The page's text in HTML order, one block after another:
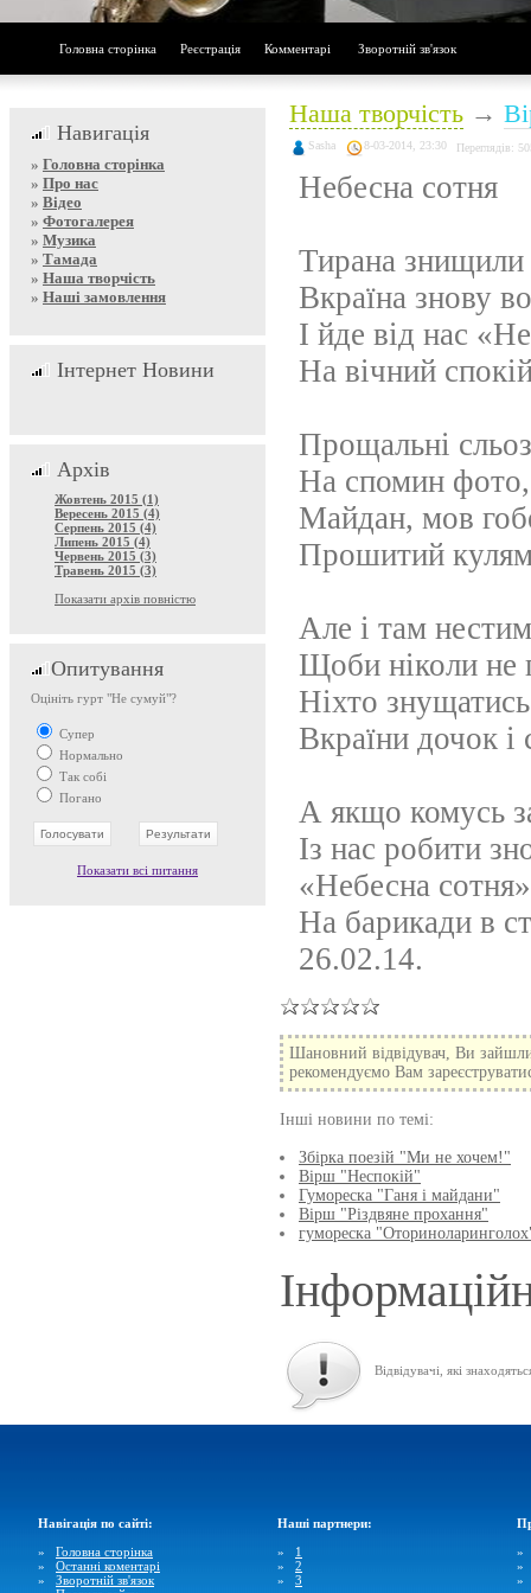
Головна сторінка Реєстрація Комментарі Зворотній зв'язок
Навигація
» Головна сторінка
» Про нас
» Відео
» Фотогалерея
» Музика
» Тамада
» Наша творчість
» Наші замовлення
Інтернет Новини
Архів
Жовтень 2015 (1)
Вересень 2015 (4)
Серпень 2015 (4)
Липень 2015 (4)
Червень 2015 (3)
Травень 2015 (3)
Показати архів повністю
Опитування
Оцініть гурт "Не сумуй"?
Супер
Нормально
Так собі
Погано
Показати всі питання
Наша творчість →
Sasha 8-03-2014, 23:30 Переглядів:
Небесна сотня
Тирана знищили
Вкраїна знову
І йде від нас
На вічний
Прощальні
На спомин фото,
Майдан, мов
Прошитий
Але і там
Щоби ніколи не
Ніхто
Вкраїни дочок і
А якщо комусь
Із нас робити
«Небесна
На барикади в
26.02.14.
Шановний відвідувач, Ви
рекомендуємо Вам
Інші новини по темі:
Збірка поезій "Ми не хочем!"
Вірш "Неспокій"
Гумореска "Ганя і майдани"
Вірш "Різдвяне прохання"
гумореска
Відвідувачі, які
Навігація по сайті:
» Головна сторінка
» Останні коментарі
» Зворотній зв'язок
Наші партнери:
» 1
» 2
» 3